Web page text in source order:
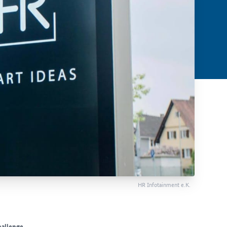
HR Infotainment e.K.